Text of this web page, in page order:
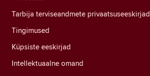
Tarbija terviseandmete privaatsuseeskirjad
Tingimused
Küpsiste eeskirjad
Intellektuaalne omand